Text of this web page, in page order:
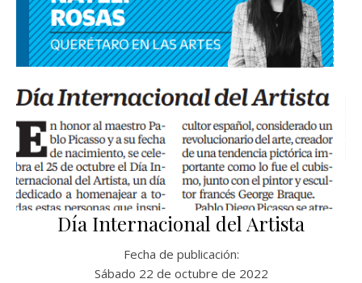
Día Internacional del Artista
Fecha de publicación:
Sábado 22 de octubre de 2022